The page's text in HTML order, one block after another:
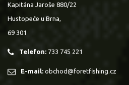
Kapitána Jaroše 880/22
Hustopeče u Brna,
69 301
Telefon: 733 745 221
E-mail: obchod@foretfishing.cz